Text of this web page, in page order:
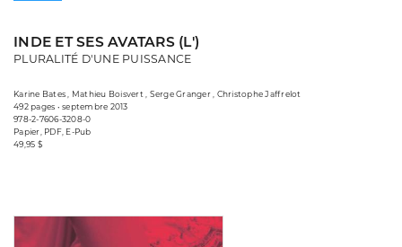
INDE ET SES AVATARS (L')
PLURALITÉ D'UNE PUISSANCE
Karine Bates , Mathieu Boisvert , Serge Granger , Christophe Jaffrelot
492 pages • septembre 2013
978-2-7606-3208-0
Papier, PDF, E-Pub
49,95 $